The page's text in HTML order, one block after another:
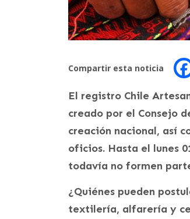
Compartir esta noticia
El registro Chile
creado por el Consejo
creación nacional, así
oficios. Hasta el lunes
todavía no formen
¿Quiénes pueden
textilería, alfarería y